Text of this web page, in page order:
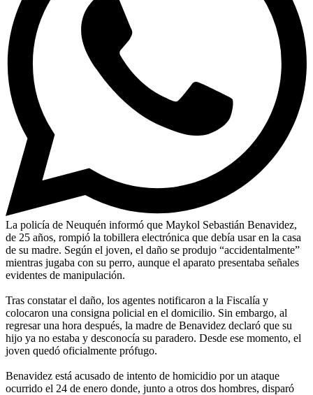
La policía de Neuquén informó que Maykol Sebastián Benavidez,
de 25 años, rompió la tobillera electrónica que debía usar en la casa
de su madre. Según el joven, el daño se produjo “accidentalmente”
mientras jugaba con su perro, aunque el aparato presentaba señales
evidentes de manipulación.
Tras constatar el daño, los agentes notificaron a la Fiscalía y
colocaron una consigna policial en el domicilio. Sin embargo, al
regresar una hora después, la madre de Benavidez declaró que su
hijo ya no estaba y desconocía su paradero. Desde ese momento, el
joven quedó oficialmente prófugo.
Benavidez está acusado de intento de homicidio por un ataque
ocurrido el 24 de enero donde, junto a otros dos hombres, disparó